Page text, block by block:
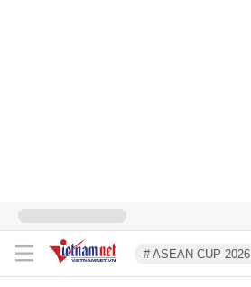
# ASEAN CUP 2026